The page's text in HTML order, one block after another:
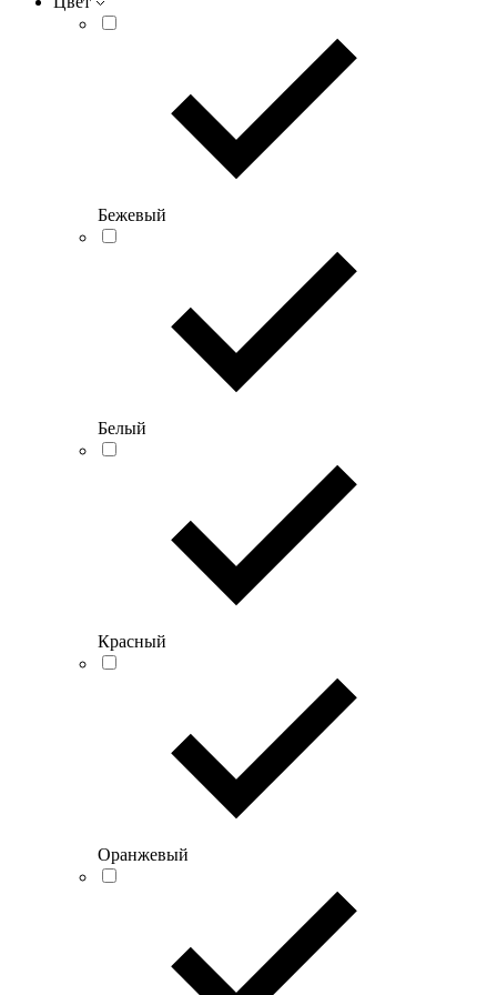
Бежевый
Белый
Красный
Оранжевый